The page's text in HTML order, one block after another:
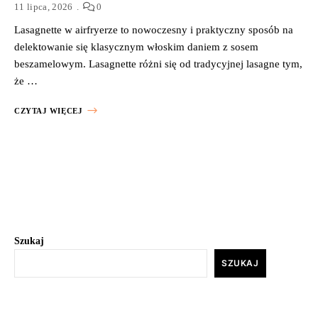
11 lipca, 2026 0
Lasagnette w airfryerze to nowoczesny i praktyczny sposób na
delektowanie się klasycznym włoskim daniem z sosem
beszamelowym. Lasagnette różni się od tradycyjnej lasagne tym,
że …
CZYTAJ WIĘCEJ
Szukaj
SZUKAJ